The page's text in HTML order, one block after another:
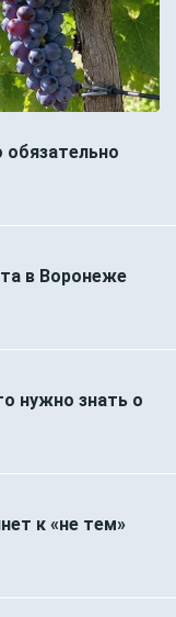
обязательно
в Воронеже
нужно знать о
к «не тем»